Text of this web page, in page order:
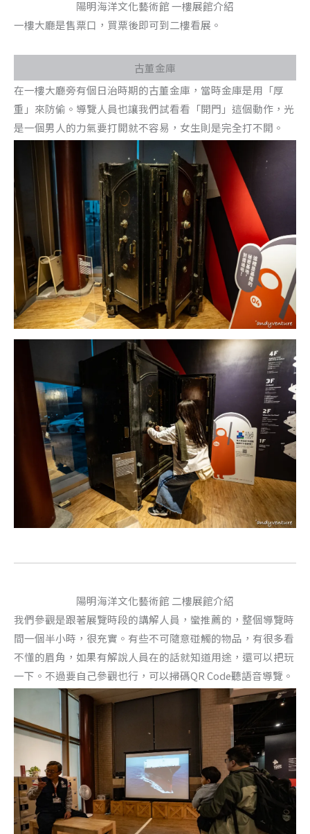
陽明海洋文化藝術館 一樓展館介紹
一樓大廳是售票口，買票後即可到二樓看展。
古董金庫
在一樓大廳旁有個日治時期的古董金庫，當時金庫是用「厚
重」來防偷。導覽人員也讓我們試看看「開門」這個動作，光
是一個男人的力氣要打開就不容易，女生則是完全打不開。
陽明海洋文化藝術館 二樓展館介紹
我們參觀是跟著展覽時段的講解人員，蠻推薦的，整個導覽時
間一個半小時，很充實。有些不可隨意碰觸的物品，有很多看
不懂的眉角，如果有解說人員在的話就知道用途，還可以把玩
一下。不過要自己參觀也行，可以掃碼QR Code聽語音導覽。